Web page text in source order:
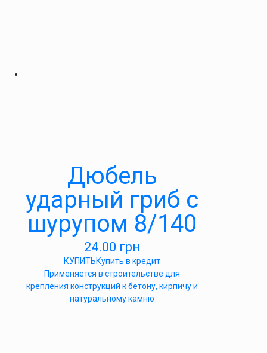
Дюбель
ударный гриб с
шурупом 8/140
24.00 грн
КУПИТЬКупить в кредит
Применяется в строительстве для
крепления конструкций к бетону, кирпичу и
натуральному камню